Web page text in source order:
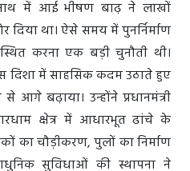
में आई भीषण बाढ़ ने लाखों
था। ऐसे समय में पुनर्निर्माण
करना एक बड़ी चुनौती थी।
दिशा में साहसिक कदम उठाते हुए
से आगे बढ़ाया। उन्होंने प्रधानमंत्री
क्षेत्र में आधारभूत ढांचे के
का चौड़ीकरण, पुलों का निर्माण
सुविधाओं की स्थापना ने